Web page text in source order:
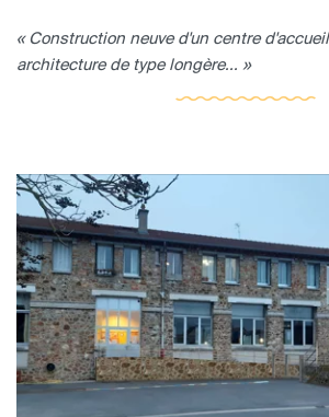
« Construction neuve d'un centre
architecture de type longère... »